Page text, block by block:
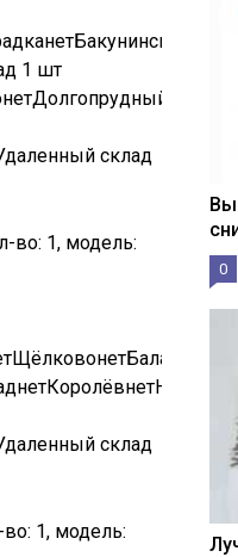
нетБакунинская
1 шт
нетДолгопрудный
склад
во: 1, модель:
ЩёлковонетБалашиха
нетКоролёвнет
склад
1, модель:
0